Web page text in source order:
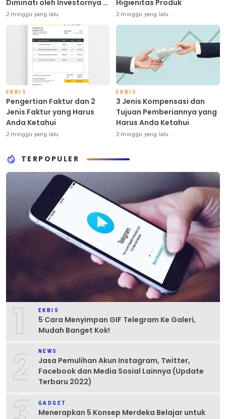
Diminati oleh Investornya di
Indonesia
2 minggu yang lalu
Higienitas Produk
2 minggu yang lalu
EKBIS
Pengertian Faktur dan 2
Jenis Faktur yang Harus
Anda Ketahui
2 minggu yang lalu
EKBIS
3 Jenis Kompensasi dan
Tujuan Pemberiannya yang
Harus Anda Ketahui
2 minggu yang lalu
TERPOPULER
1 EKBIS
5 Cara Menyimpan GIF Telegram Ke Galeri,
Mudah Banget Kok!
2 NEWS
Jasa Pemulihan Akun Instagram, Twitter,
Facebook dan Media Sosial Lainnya (Update
Terbaru 2022)
GADGET
Menerapkan 5 Konsep Merdeka Belajar untuk